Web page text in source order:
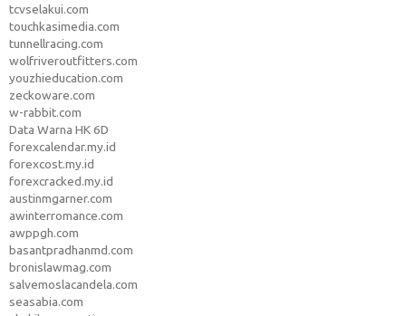
tcvselakui.com
touchkasimedia.com
tunnellracing.com
wolfriveroutfitters.com
youzhieducation.com
zeckoware.com
w-rabbit.com
Data Warna HK 6D
forexcalendar.my.id
forexcost.my.id
forexcracked.my.id
austinmgarner.com
awinterromance.com
awppgh.com
basantpradhanmd.com
bronislawmag.com
salvemoslacandela.com
seasabia.com